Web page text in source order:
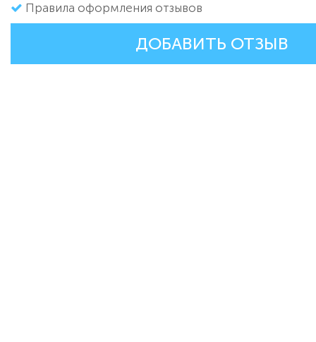
Правила оформления отзывов
ДОБАВИТЬ ОТЗЫВ